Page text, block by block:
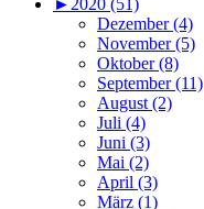
►2020 (51)
Dezember (4)
November (5)
Oktober (8)
September (11)
August (2)
Juli (4)
Juni (3)
Mai (2)
April (3)
März (1)